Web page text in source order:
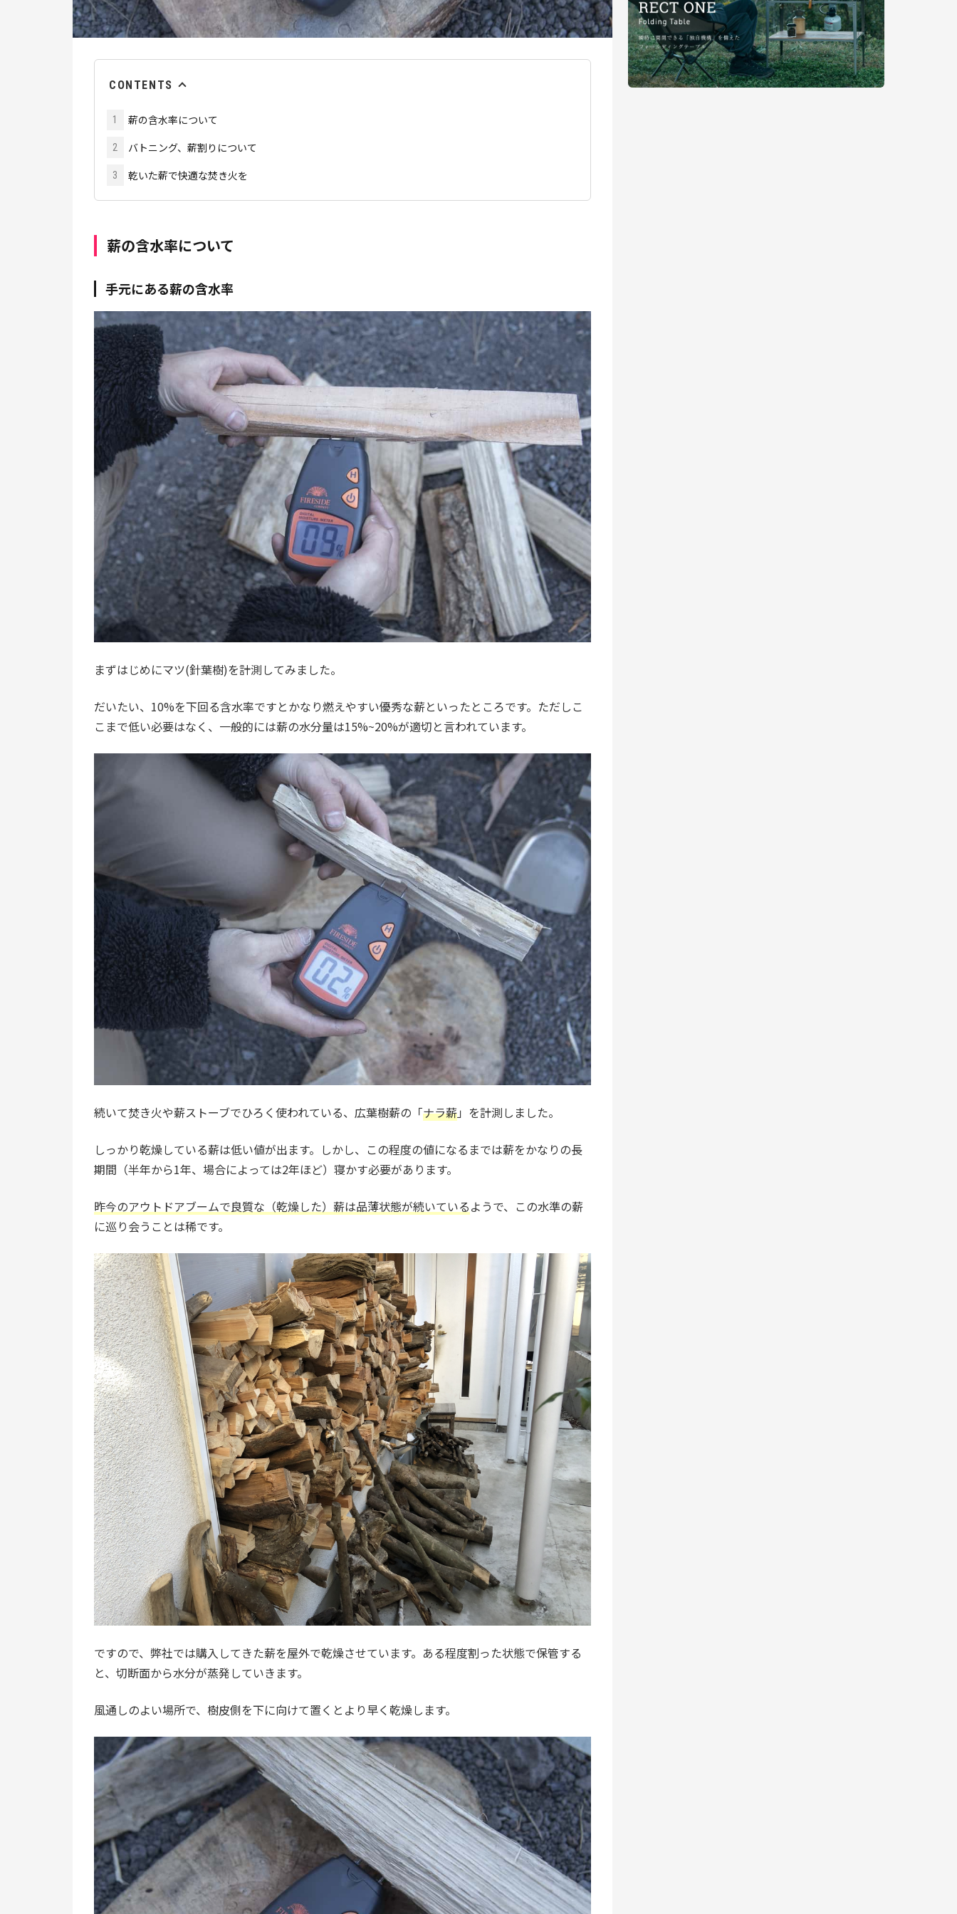
CONTENTS
1 薪の含水率について
2 バトニング、薪割りについて
3 乾いた薪で快適な焚き火を
薪の含水率について
手元にある薪の含水率
まずはじめにマツ(針葉樹)を計測してみました。
だいたい、10%を下回る含水率ですとかなり燃えやすい優秀な薪といったところです。ただしこ
こまで低い必要はなく、一般的には薪の水分量は15%~20%が適切と言われています。
続いて焚き火や薪ストーブでひろく使われている、広葉樹薪の「ナラ薪」を計測しました。
しっかり乾燥している薪は低い値が出ます。しかし、この程度の値になるまでは薪をかなりの長
期間（半年から1年、場合によっては2年ほど）寝かす必要があります。
昨今のアウトドアブームで良質な（乾燥した）薪は品薄状態が続いているようで、この水準の薪
に巡り会うことは稀です。
ですので、弊社では購入してきた薪を屋外で乾燥させています。ある程度割った状態で保管する
と、切断面から水分が蒸発していきます。
風通しのよい場所で、樹皮側を下に向けて置くとより早く乾燥します。